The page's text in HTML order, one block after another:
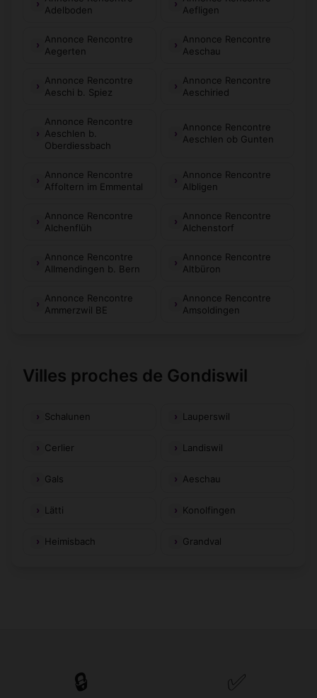
Adelboden
Aefligen
Annonce Rencontre
Aegerten
Annonce Rencontre
Aeschau
Annonce Rencontre
Aeschi b. Spiez
Annonce Rencontre
Aeschiried
Annonce Rencontre
Aeschlen b.
Oberdiessbach
Annonce Rencontre
Aeschlen ob Gunten
Annonce Rencontre
Affoltern im Emmental
Annonce Rencontre
Albligen
Annonce Rencontre
Alchenflüh
Annonce Rencontre
Alchenstorf
Annonce Rencontre
Allmendingen b. Bern
Annonce Rencontre
Altbüron
Annonce Rencontre
Ammerzwil BE
Annonce Rencontre
Amsoldingen
Villes proches de Gondiswil
Schalunen Lauperswil
Cerlier Landiswil
Gals Aeschau
Lätti Konolfingen
Heimisbach Grandval
🔒 ✅